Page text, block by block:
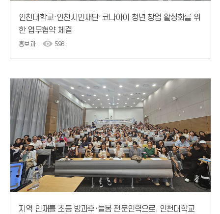
인천대학교·인천시민재단·코나아이 청년 창업 활성화를 위
한 업무협약 체결
홍보과 596
지역 인재를 초등 방과후·늘봄 전문인력으로. 인천대학교